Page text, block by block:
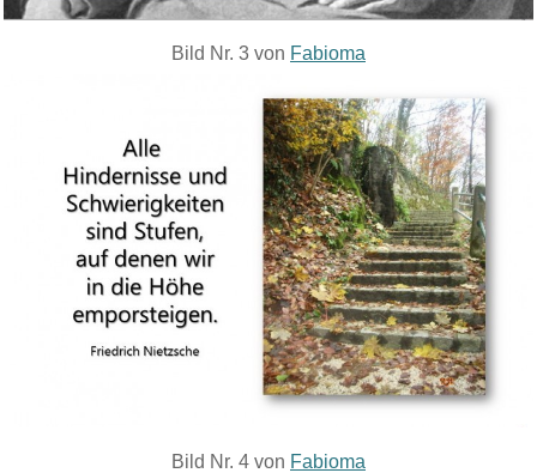
Bild Nr. 3 von Fabioma
Bild Nr. 4 von Fabioma